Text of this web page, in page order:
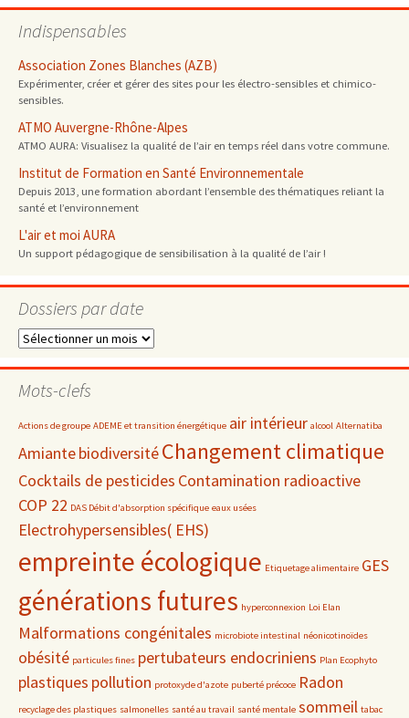
Indispensables
Association Zones Blanches (AZB)
Expérimenter, créer et gérer des sites pour les électro-sensibles et chimico-
sensibles.
ATMO Auvergne-Rhône-Alpes
ATMO AURA: Visualisez la qualité de l’air en temps réel dans votre commune.
Institut de Formation en Santé Environnementale
Depuis 2013, une formation abordant l’ensemble des thématiques reliant la
santé et l’environnement
L'air et moi AURA
Un support pédagogique de sensibilisation à la qualité de l’air !
Dossiers par date
Dossiers
date
Mots-clefs
Actions de groupe ADEME et transition énergétique air intérieur alcool Alternatiba
AmiantebiodiversitéChangement climatique
Cocktails de pesticides Contamination radioactive
COP 22 DAS Débit d'absorption spécifique eaux usées
Electrohypersensibles( EHS)
empreinte écologique Etiquetage alimentaire GES
générations futures hyperconnexion Loi Elan
Malformations congénitales microbiote intestinal néonicotinoïdes
obésité particules fines pertubateurs endocriniens Plan Ecophyto
plastiques pollution protoxyde d'azote puberté précoce Radon
recyclage des plastiques salmonelles santé au travail santé mentale sommeil tabac